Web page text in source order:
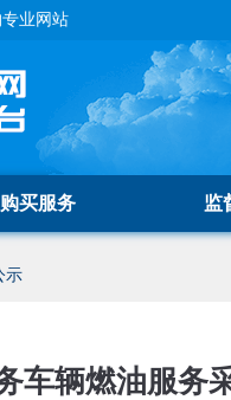
业网站
购买服务 监
示
车辆燃油服务